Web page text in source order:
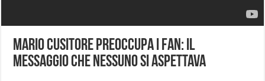
Mario Cusitore preoccupa i fan: il
messaggio che nessuno si aspettava